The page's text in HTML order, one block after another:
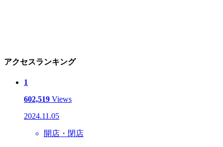
アクセスランキング
1
602,519 Views
2024.11.05
開店・閉店